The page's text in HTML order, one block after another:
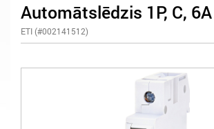
Automātslēdzis 1P, C, 6A
ETI (#002141512)